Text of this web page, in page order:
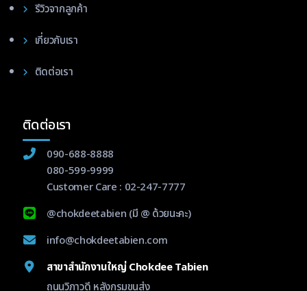
รีวิวจากลูกค้า
เกี่ยวกับเรา
ติดต่อเรา
ติดต่อเรา
090-688-8888
080-599-9999
Customer Care : 02-247-7777
@chokdeetabien (มี @ ด้วยนะคะ)
info@chokdeetabien.com
สาขาสำนักงานใหญ่ Chokdee Tabien
ถนนวิภาวดี หลังกรมขนส่ง